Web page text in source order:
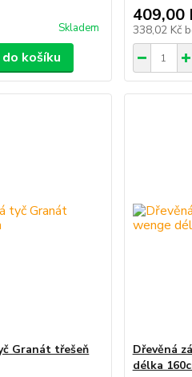
Skladem
košíku
409,00
338,02 Kč
Granát třešeň
Dřevěná
délka